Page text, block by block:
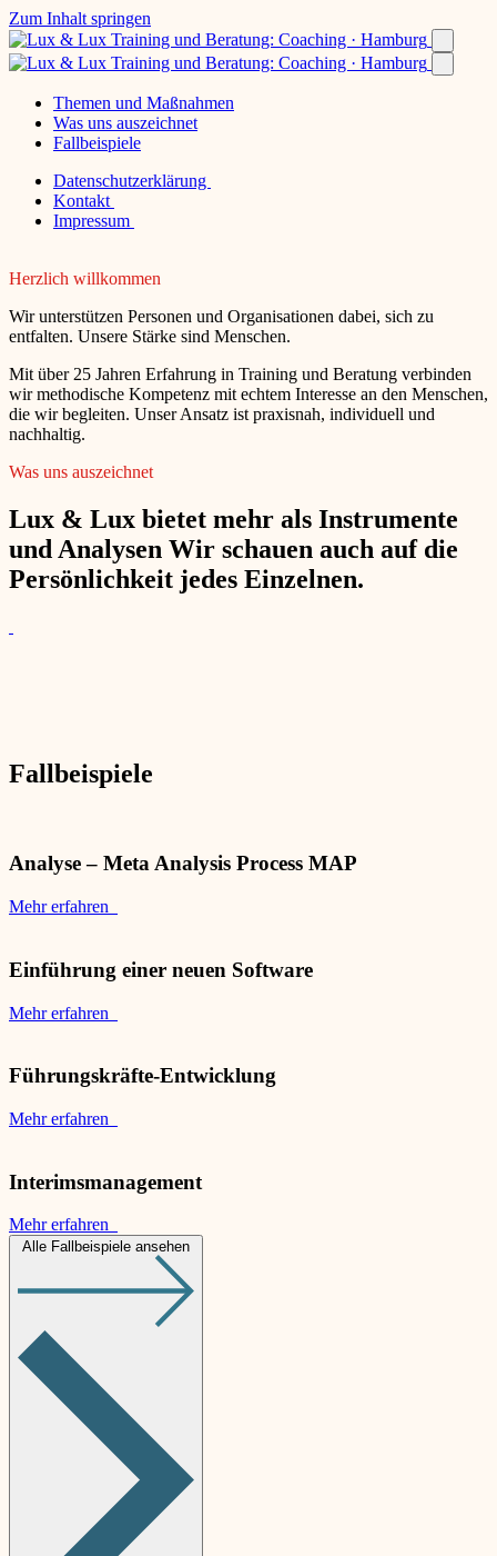
Zum Inhalt springen
Themen und Maßnahmen
Was uns auszeichnet
Fallbeispiele
Datenschutzerklärung
Kontakt
Impressum
Herzlich willkommen
Wir unterstützen Personen und Organisationen dabei, sich zu
entfalten. Unsere Stärke sind Menschen.
Mit über 25 Jahren Erfahrung in Training und Beratung verbinden
wir methodische Kompetenz mit echtem Interesse an den Menschen,
die wir begleiten. Unser Ansatz ist praxisnah, individuell und
nachhaltig.
Was uns auszeichnet
Lux & Lux bietet mehr als Instrumente
und Analysen Wir schauen auch auf die
Persönlichkeit jedes Einzelnen.
Fallbeispiele
Analyse – Meta Analysis Process MAP
Mehr erfahren
Einführung einer neuen Software
Mehr erfahren
Führungskräfte-Entwicklung
Mehr erfahren
Interimsmanagement
Mehr erfahren
Alle Fallbeispiele ansehen